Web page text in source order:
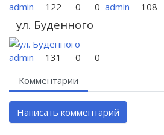
admin 122 0 0 admin 108
ул. Буденного
admin 131 0
0
Комментарии
Написать комментарий